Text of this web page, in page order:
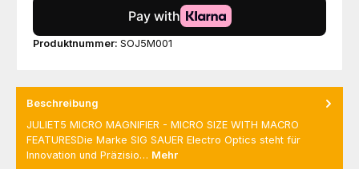
Produktnummer: SOJ5M001
Beschreibung
JULIET5 MICRO MAGNIFIER - MICRO SIZE WITH MACRO
FEATURESDie Marke SIG SAUER Electro Optics steht für
Innovation und Präzisio… Mehr